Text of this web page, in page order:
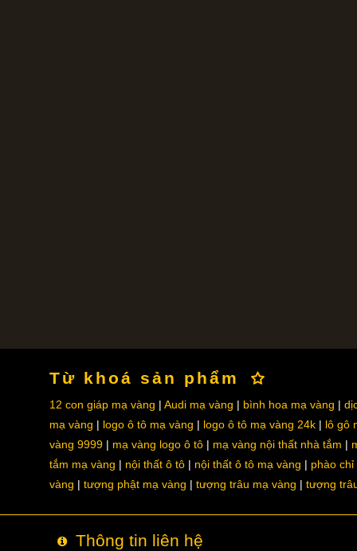
Từ khoá sản phẩm
12 con giáp mạ vàng Audi mạ vàng bình hoa mạ vàng
mạ vàng
logo ô tô mạ vàng logo ô tô mạ vàng 24k
lô gô
vàng 9999
mạ vàng logo ô tô mạ vàng nội thất nhà tắm
tắm mạ vàng
nội thất ô tô nội thất ô tô mạ vàng
phào chỉ
vàng
tượng phật mạ vàng tượng trâu mạ vàng tượng
Thông tin liên hệ